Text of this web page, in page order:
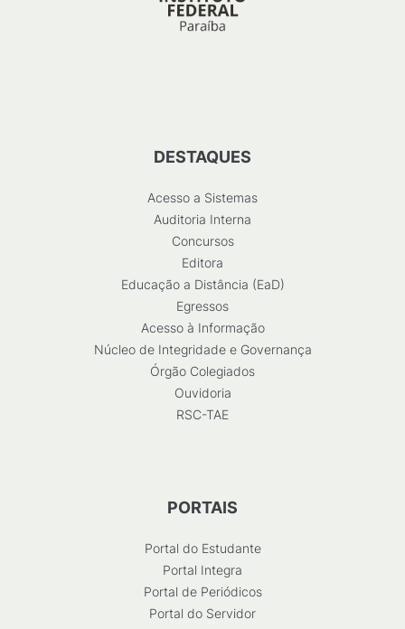
DESTAQUES
Acesso a Sistemas
Auditoria Interna
Concursos
Editora
Educação a Distância (EaD)
Egressos
Acesso à Informação
Núcleo de Integridade e Governança
Órgão Colegiados
Ouvidoria
RSC-TAE
PORTAIS
Portal do Estudante
Portal Integra
Portal de Periódicos
Portal do Servidor